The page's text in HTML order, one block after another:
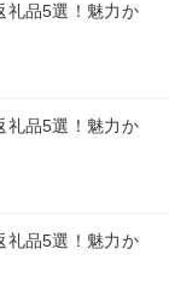
礼品5選！魅力か
礼品5選！魅力か
礼品5選！魅力か